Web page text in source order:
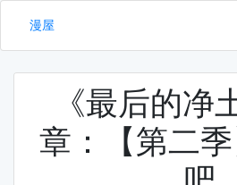
漫屋
《最后的净
章：【第二